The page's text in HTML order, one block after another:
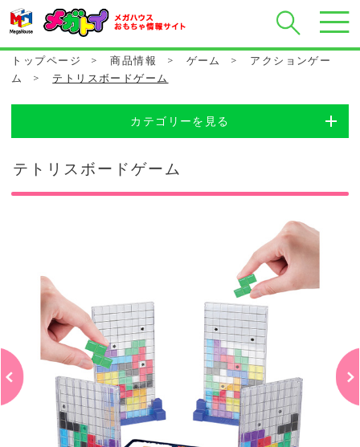
トップページ > 商品情報 > ゲーム >
アクションゲー
ム
> テトリスボードゲーム
カテゴリーを見る
テトリスボードゲーム